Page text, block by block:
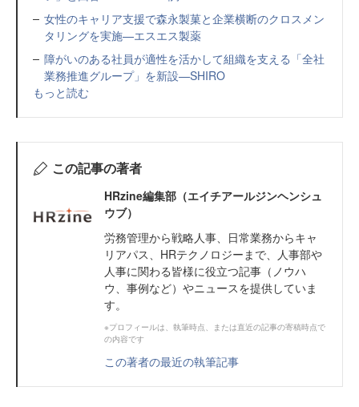
女性のキャリア支援で森永製菓と企業横断のクロスメン
タリングを実施—エスエス製薬
障がいのある社員が適性を活かして組織を支える「全社
業務推進グループ」を新設—SHIRO
もっと読む
この記事の著者
HRzine編集部（エイチアールジンヘンシュ
ウブ）
労務管理から戦略人事、日常業務からキャ
リアパス、HRテクノロジーまで、人事部や
人事に関わる皆様に役立つ記事（ノウハ
ウ、事例など）やニュースを提供していま
す。
※プロフィールは、執筆時点、または直近の記事の寄稿時点で
の内容です
この著者の最近の執筆記事